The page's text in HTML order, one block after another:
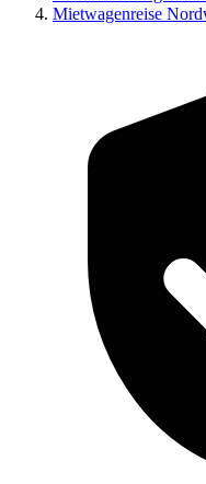
Mietwagenreise